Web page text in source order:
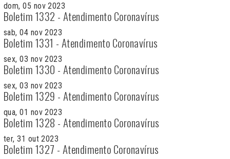
dom, 05 nov 2023
Boletim 1332 - Atendimento Coronavírus
sab, 04 nov 2023
Boletim 1331 - Atendimento Coronavírus
sex, 03 nov 2023
Boletim 1330 - Atendimento Coronavírus
sex, 03 nov 2023
Boletim 1329 - Atendimento Coronavírus
qua, 01 nov 2023
Boletim 1328 - Atendimento Coronavírus
ter, 31 out 2023
Boletim 1327 - Atendimento Coronavírus